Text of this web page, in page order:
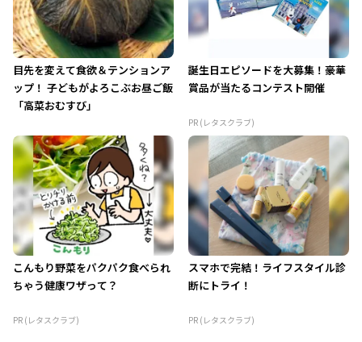
目先を変えて食欲＆テンションア
ップ！ 子どもがよろこぶお昼ご飯
「高菜おむすび」
誕生日エピソードを大募集！豪華
賞品が当たるコンテスト開催
PR (レタスクラブ)
こんもり野菜をパクパク食べられ
ちゃう健康ワザって？
PR (レタスクラブ)
スマホで完結！ライフスタイル診
断にトライ！
PR (レタスクラブ)